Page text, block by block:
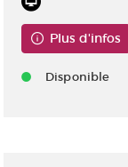
Plus d'infos
Disponible